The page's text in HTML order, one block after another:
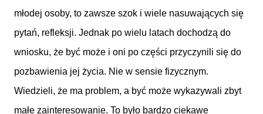
młodej osoby, to zawsze szok i wiele nasuwających się
pytań, refleksji. Jednak po wielu latach dochodzą do
wniosku, że być może i oni po części przyczynili się do
pozbawienia jej życia. Nie w sensie fizycznym.
Wiedzieli, że ma problem, a być może wykazywali zbyt
małe zainteresowanie. To było bardzo ciekawe